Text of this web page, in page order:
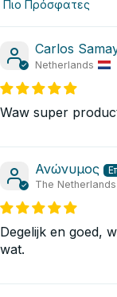
Sort by
Carlos
Netherlands
Waw super
Ανώνυμος
The Netherlands
Degelijk en goed,
wat.